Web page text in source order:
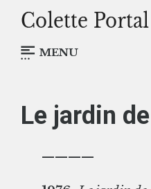
MENU
Le jardin
————